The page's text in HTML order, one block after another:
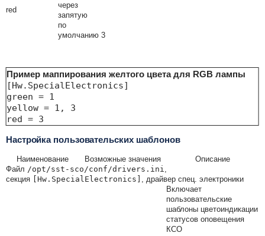
red
через
запятую
по
умолчанию 3
Пример маппирования желтого цвета для RGB лампы
[Hw.SpecialElectronics]
green = 1
yellow = 1, 3
red = 3
Настройка пользовательских шаблонов
Наименование Возможные значения
Описание
Файл /opt/sst-sco/conf/drivers.ini,
секция
[Hw.SpecialElectronics] , драйвер спец. электроники
Включает
пользовательские
шаблоны цветоиндикации
статусов оповещения
КСО